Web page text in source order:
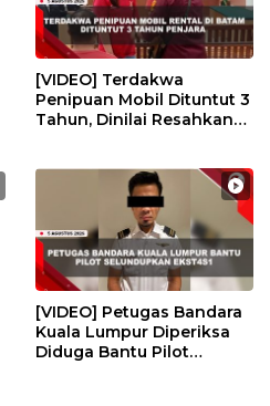
[VIDEO] Terdakwa
Penipuan Mobil Dituntut 3
Tahun, Dinilai Resahkan
[VIDEO] Petugas Bandara
Kuala Lumpur Diperiksa
Diduga Bantu Pilot